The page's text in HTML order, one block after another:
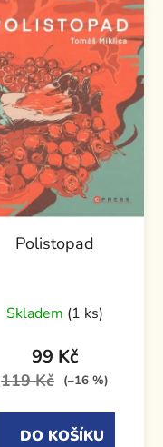
Polistopad
Skladem (1 ks)
99 Kč
119 Kč (–16 %)
DO KOŠÍKU